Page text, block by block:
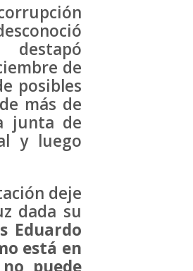
destapó
de
posibles
más de
junta de
y luego
deje
dada su
Eduardo
está en
puede